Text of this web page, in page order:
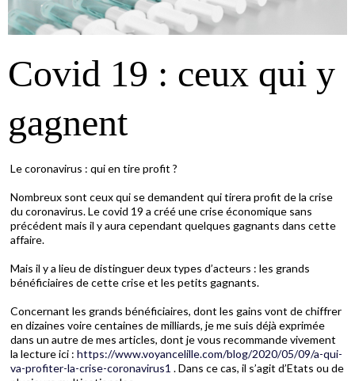
Covid 19 : ceux qui y
gagnent
Le coronavirus : qui en tire profit ?
Nombreux sont ceux qui se demandent qui tirera profit de la crise
du coronavirus. Le covid 19 a créé une crise économique sans
précédent mais il y aura cependant quelques gagnants dans cette
affaire.
Mais il y a lieu de distinguer deux types d’acteurs : les grands
bénéficiaires de cette crise et les petits gagnants.
Concernant les grands bénéficiaires, dont les gains vont de chiffrer
en dizaines voire centaines de milliards, je me suis déjà exprimée
dans un autre de mes articles, dont je vous recommande vivement
la lecture ici : https://www.voyancelille.com/blog/2020/05/09/a-qui-
va-profiter-la-crise-coronavirus1 . Dans ce cas, il s’agit d’Etats ou de